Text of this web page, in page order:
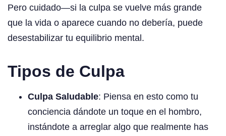
Pero cuidado—si la culpa se vuelve más grande
que la vida o aparece cuando no debería, puede
desestabilizar tu equilibrio mental.
Tipos de Culpa
Culpa Saludable: Piensa en esto como tu
conciencia dándote un toque en el hombro,
instándote a arreglar algo que realmente has